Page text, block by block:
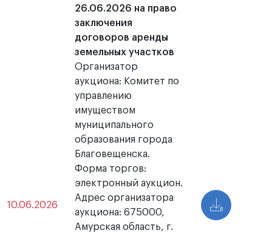
10.06.2026
26.06.2026 на право
заключения
договоров аренды
земельных участков
Организатор
аукциона: Комитет по
управлению
имуществом
муниципального
образования города
Благовещенска.
Форма торгов:
электронный аукцион.
Адрес организатора
аукциона: 675000,
Амурская область, г.